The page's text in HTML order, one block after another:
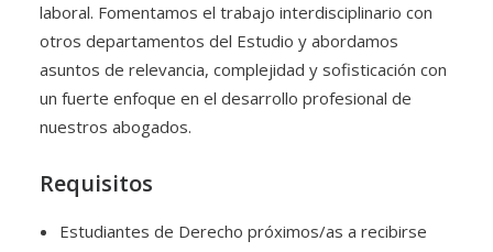
laboral. Fomentamos el trabajo interdisciplinario con
otros departamentos del Estudio y abordamos
asuntos de relevancia, complejidad y sofisticación con
un fuerte enfoque en el desarrollo profesional de
nuestros abogados.
Requisitos
Estudiantes de Derecho próximos/as a recibirse